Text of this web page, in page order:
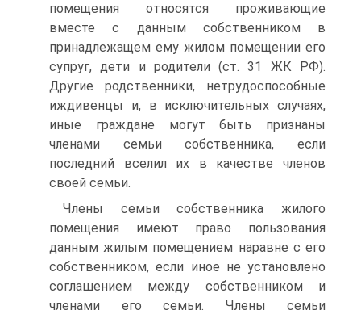
помещения относятся проживающие
вместе с данным собственником в
принадлежащем ему жилом помещении его
супруг, дети и родители (ст. 31 ЖК РФ).
Другие родственники, нетрудоспособные
иждивенцы и, в исключительных случаях,
иные граждане могут быть признаны
членами семьи собственника, если
последний вселил их в качестве членов
своей семьи.
Члены семьи собственника жилого
помещения имеют право пользования
данным жилым помещением наравне с его
собственником, если иное не установлено
соглашением между собственником и
членами его семьи. Члены семьи